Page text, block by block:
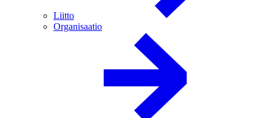
Liitto
Organisaatio